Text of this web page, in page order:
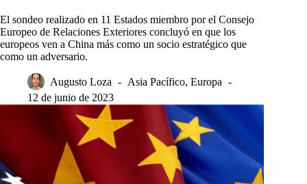
El sondeo realizado en 11 Estados miembro por el Consejo
Europeo de Relaciones Exteriores concluyó en que los
europeos ven a China más como un socio estratégico que
como un adversario.
Augusto Loza Asia Pacífico, Europa
12 de junio de 2023